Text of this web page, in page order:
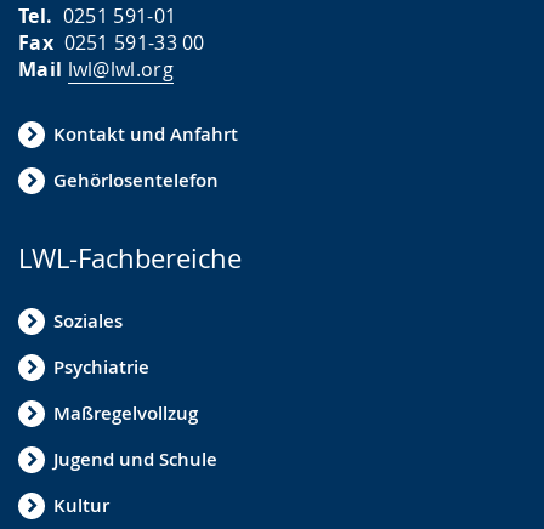
Tel. 0251 591-01
Fax0251 591-33 00
Mail lwl@lwl.org
Kontakt und Anfahrt
Gehörlosentelefon
LWL-Fachbereiche
Soziales
Psychiatrie
Maßregelvollzug
Jugend und Schule
Kultur